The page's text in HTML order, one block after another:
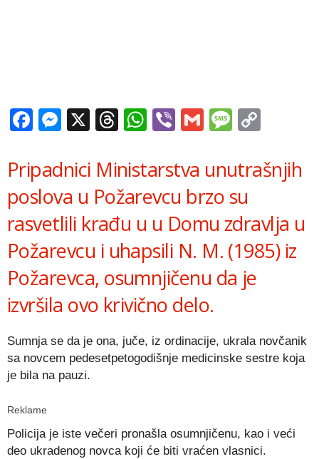
Facebook
Messenger
X Threads
WhatsApp
ViberGmail
Pripadnici Ministarstva unutrašnjih
poslova u Požarevcu brzo su
rasvetlili krađu u u Domu zdravlja u
Požarevcu i uhapsili N. M. (1985) iz
Požarevca, osumnjičenu da je
izvršila ovo krivično delo.
Sumnja se da je ona, juče, iz ordinacije, ukrala novčanik
sa novcem pedesetpetogodišnje medicinske sestre koja
je bila na pauzi.
Reklame
Policija je iste večeri pronašla osumnjičenu, kao i veći
deo ukradenog novca koji će biti vraćen vlasnici.